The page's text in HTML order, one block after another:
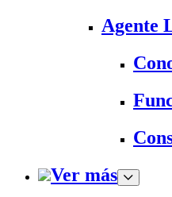
Agente
Ver más